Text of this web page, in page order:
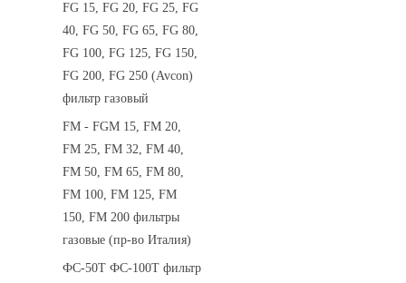
FG 15, FG 20, FG 25, FG
40, FG 50, FG 65, FG 80,
FG 100, FG 125, FG 150,
FG 200, FG 250 (Avcon)
фильтр газовый
FM - FGM 15, FM 20,
FM 25, FM 32, FM 40,
FM 50, FM 65, FM 80,
FM 100, FM 125, FM
150, FM 200 фильтры
газовые (пр-во Италия)
ФС-50Т ФС-100Т фильтр